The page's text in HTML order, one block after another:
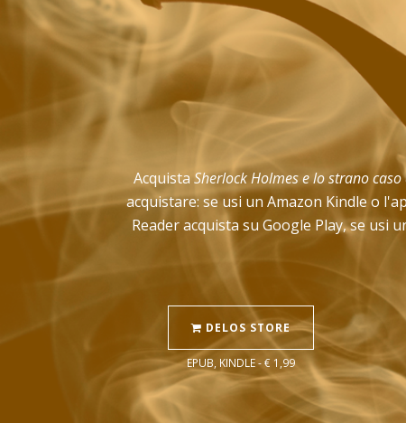
Acquista Sherlock Holmes e lo strano
acquistare: se usi un Amazon Kindle o
Reader acquista su Google Play, se
DELOS STORE
EPUB, KINDLE - € 1,99